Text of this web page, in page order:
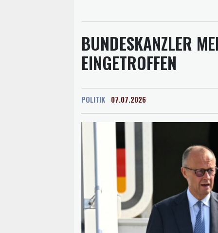
BUNDESKANZLER
EINGETROFFEN
POLITIK 07.07.2026